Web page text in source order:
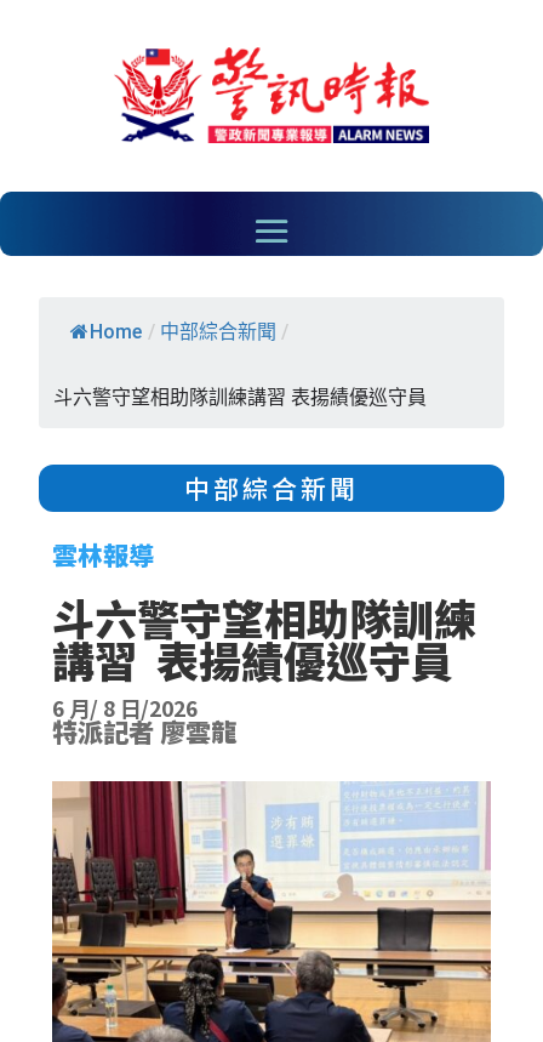
Home / 中部綜合新聞 /
斗六警守望相助隊訓練講習 表揚績優巡守員
中部綜合新聞
雲林報導
斗六警守望相助隊訓練
講習 表揚績優巡守員
6 月/ 8 日/2026
特派記者 廖雲龍